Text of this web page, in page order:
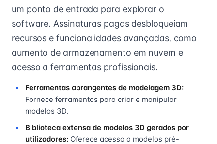
um ponto de entrada para explorar o
software. Assinaturas pagas desbloqueiam
recursos e funcionalidades avançadas, como
aumento de armazenamento em nuvem e
acesso a ferramentas profissionais.
Ferramentas abrangentes de modelagem 3D:
Fornece ferramentas para criar e manipular
modelos 3D.
Biblioteca extensa de modelos 3D gerados por
utilizadores: Oferece acesso a modelos pré-